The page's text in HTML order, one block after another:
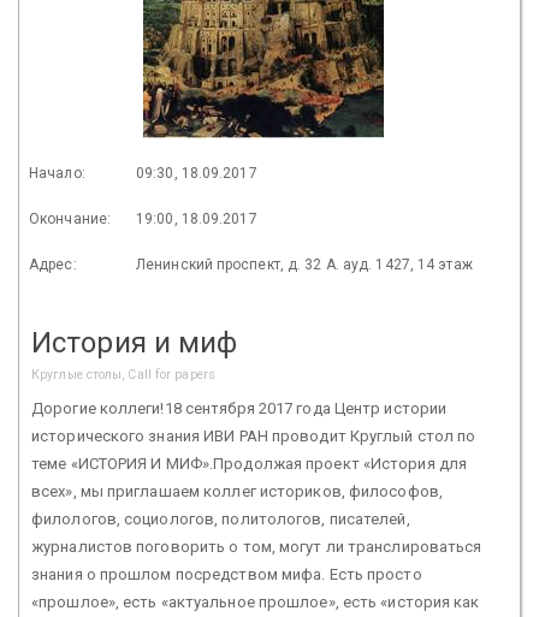
Начало: 09:30, 18.09.2017
Окончание: 19:00, 18.09.2017
Адрес: Ленинский проспект, д. 32 А. ауд. 1427, 14 этаж
История и миф
Круглые столы, Call for papers
Дорогие коллеги!18 сентября 2017 года Центр истории
исторического знания ИВИ РАН проводит Круглый стол по
теме «ИСТОРИЯ И МИФ».Продолжая проект «История для
всех», мы приглашаем коллег историков, философов,
филологов, социологов, политологов, писателей,
журналистов поговорить о том, могут ли транслироваться
знания о прошлом посредством мифа. Есть просто
«прошлое», есть «актуальное прошлое», есть «история как